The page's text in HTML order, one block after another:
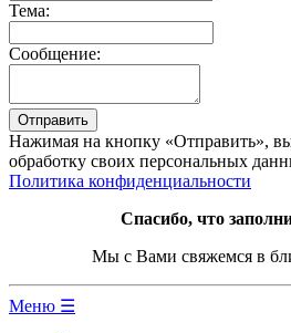
Тема:
Сообщение:
Нажимая на кнопку «Отправить», вы
обработку своих персональных
Политика конфиденциальности
Спасибо, что
Мы с Вами свяжемся в
Меню ☰